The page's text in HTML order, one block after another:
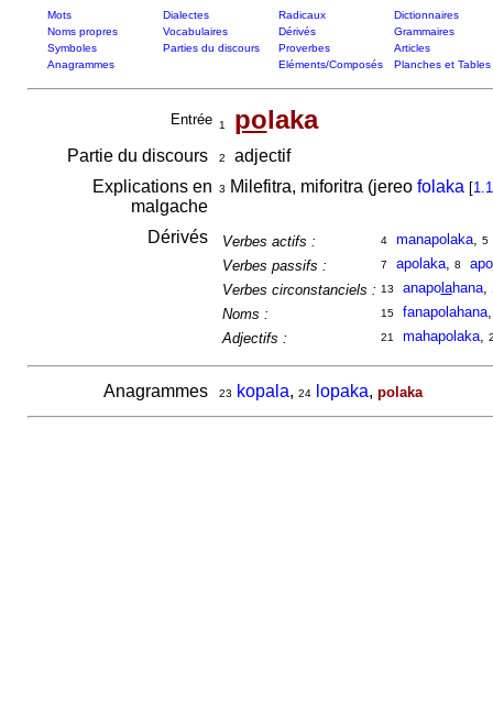
Mots Dialectes Radicaux
Dictionnaires
Noms propres
Vocabulaires Dérivés
Grammaires
Symboles
Parties du discours Proverbes
Articles
Anagrammes
Eléments/Composés Planches et Tables
Entrée 1 polaka
Partie du discours 2
adjectif
Explications en
malgache
3 Milefitra, miforitra (jereo folaka [1.1
Dérivés Verbes actifs : 4 manapolaka, 5
Verbes passifs : 7 apolaka, 8
Verbes circonstanciels : 13 anapolahana,
Noms : 15 fanapolahana
Adjectifs :
21 mahapolaka,
Anagrammes 23 kopala, 24 lopaka, polaka